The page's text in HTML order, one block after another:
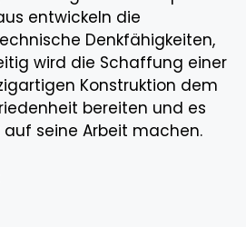
entwickeln die
Denkfähigkeiten,
wird die Schaffung einer
Konstruktion dem
bereiten und es
auf seine Arbeit machen.